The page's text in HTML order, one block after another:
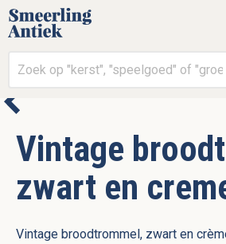
Vintage
zwart en
Vintage broodtrommel, zwart en